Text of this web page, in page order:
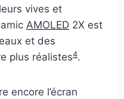
vives et
AMOLED 2X est
et des
plus réalistes4.
encore l’écran